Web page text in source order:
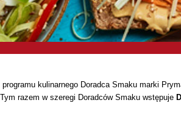
kulinarnego Doradca Smaku marki
razem w szeregi Doradców Smaku wstępuje